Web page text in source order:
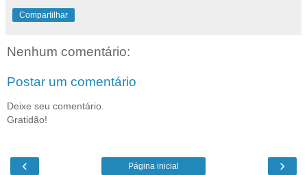
Compartilhar
Nenhum comentário:
Postar um comentário
Deixe seu comentário.
Gratidão!
‹ ›
Página inicial